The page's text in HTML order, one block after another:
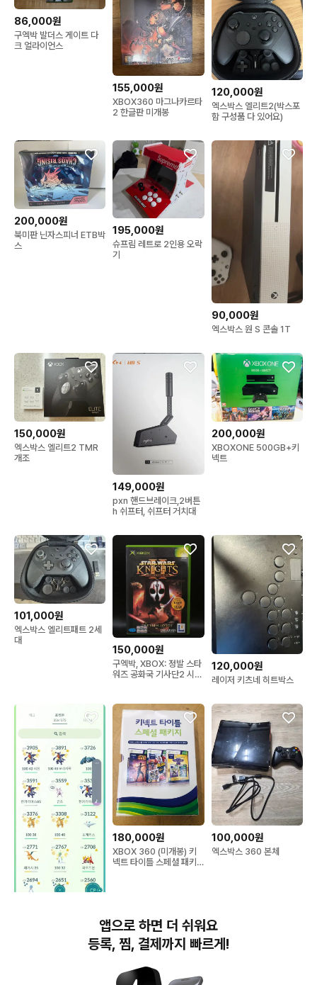
86,000원
구엑박 발더스 게이트 다
크 얼라이언스
155,000원
XBOX360 마그나카르타
2 한글판 미개봉
120,000원
엑스박스 엘리트2(박스포
함 구성품 다 있어요)
200,000원
북미판 닌자스피너 ETB박
스
195,000원
슈프림 레트로 2인용 오락
기
90,000원
엑스박스 원 S 콘솔 1T
150,000원
엑스박스 엘리트2 TMR
개조
149,000원
pxn 핸드브레이크,2버튼
h 쉬프터, 쉬프터 거치대
200,000원
XBOXONE 500GB+키
넥트
101,000원
엑스박스 엘리트패트 2세
대
150,000원
구엑박, XBOX: 정발 스타
워즈 공화국 기사단2 시스
120,000원
레이저 키츠네 히트박스
180,000원
XBOX 360 (미개봉) 키
넥트 타이틀 스페셜 패키
100,000원
엑스박스 360 본체
앱으로 하면 더 쉬워요
등록, 찜, 결제까지 빠르게!